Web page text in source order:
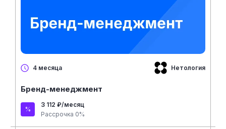
4 месяца Нетология
Бренд-менеджмент
3 112 ₽/месяц
Рассрочка 0%